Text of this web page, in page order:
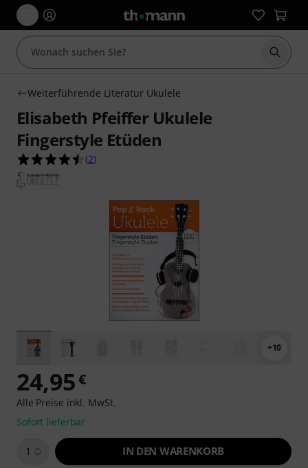
Suche
Weiterführende Literatur Ukulele
Elisabeth Pfeiffer Ukulele
Fingerstyle Etüden
4.5 von 5 Sternen aus 2 Kundenbewertungen
(2)
+10
24,95€
Alle Preise inkl. MwSt.
Sofort lieferbar
1 IN DEN WARENKORB